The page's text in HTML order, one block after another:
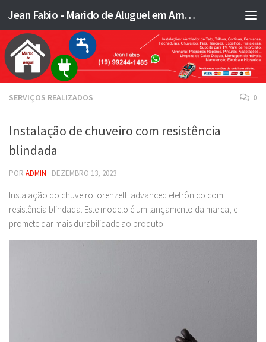
Skip to content Jean Fabio - Marido de Aluguel em Americana SP e região - JFMA
SERVIÇOS REALIZADOS 0
Instalação de chuveiro com resistência
blindada
POR ADMIN · DEZEMBRO 13, 2023
Instalação do chuveiro lorenzetti advanced eletrônico com
resistência blindada. Este modelo é um lançamento da marca, e
promete dar mais durabilidade ao produto.